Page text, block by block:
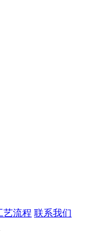
艺流程 联系我们